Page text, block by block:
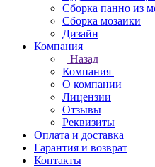
Сборка панно из
Сборка мозаики
Дизайн
Компания
Назад
Компания
О компании
Лицензии
Отзывы
Реквизиты
Оплата и доставка
Гарантия и возврат
Контакты